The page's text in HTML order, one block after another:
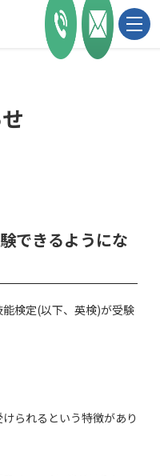
できるようにな
検定(以下、英検)が受験
られるという特徴があり